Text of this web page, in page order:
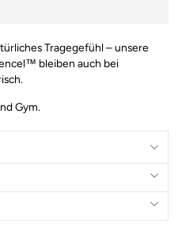
Tragegefühl – unsere
bleiben auch bei
Gym.